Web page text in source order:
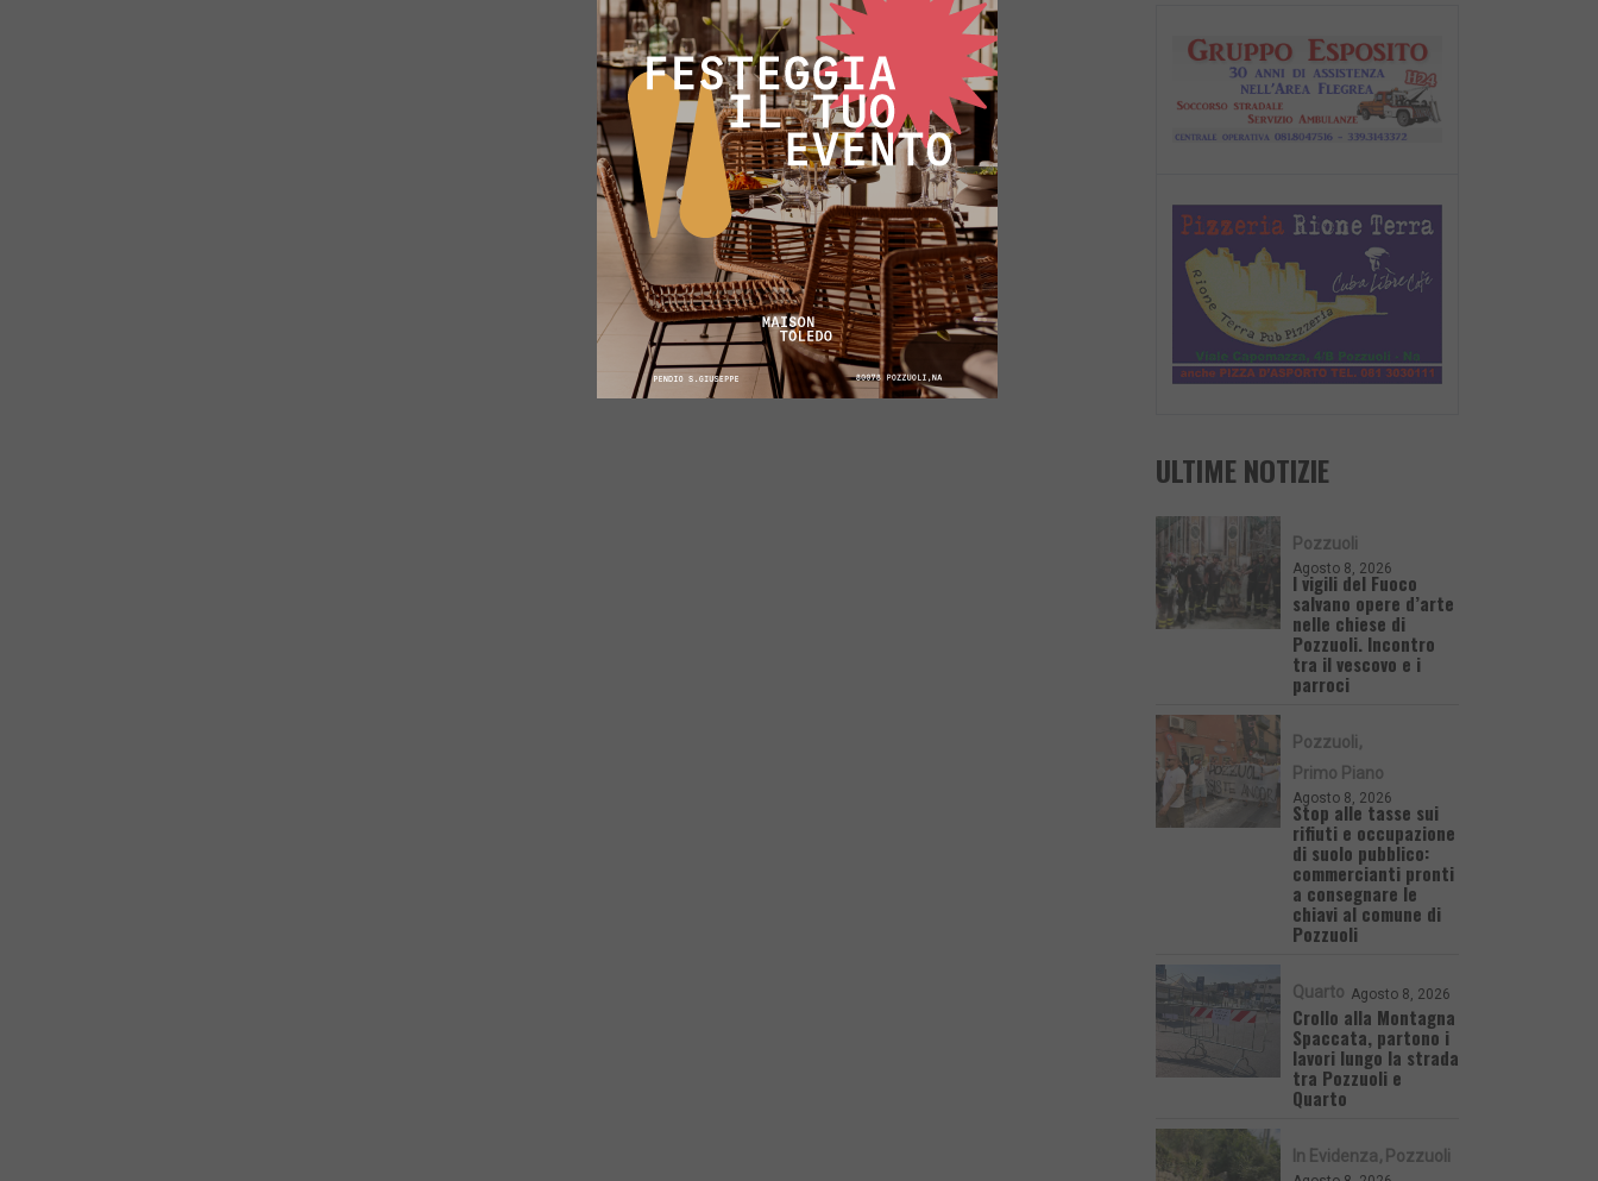
ULTIME NOTIZIE
Pozzuoli
Agosto 8, 2026
I vigili del Fuoco
salvano opere d’arte
nelle chiese di
Pozzuoli. Incontro
tra il vescovo e i
parroci
Pozzuoli
Primo Piano
Agosto 8, 2026
Stop alle tasse sui
rifiuti e occupazione
di suolo pubblico:
commercianti pronti
a consegnare le
chiavi al comune di
Pozzuoli
Quarto Agosto 8, 2026
Crollo alla Montagna
Spaccata, partono i
lavori lungo la strada
tra Pozzuoli e
Quarto
In Evidenza Pozzuoli